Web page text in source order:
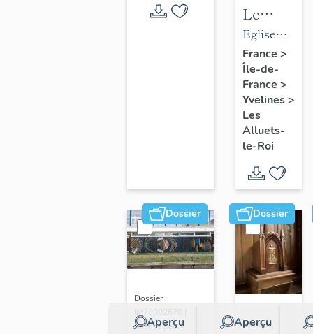
Le
mobilier
de
l'église
Saint-
Nicolas
Eglise
paroissiale
Saint-
Nicolas
France >
Île-de-
France >
Yvelines>
Les
Alluets-
le-Roi
Dossier
Aperçu
Dossier
IM78002670 |
Réalisé par
Dossier
Aperçu
Dossier